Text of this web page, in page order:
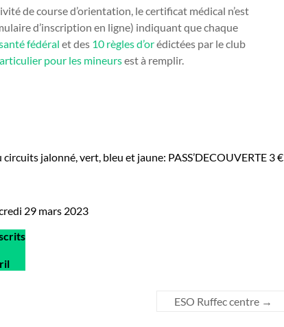
de course d’orientation, le certificat médical n’est
d’inscription en ligne) indiquant que chaque
fédéralet des 10 règles d’orédictées par le club
pour les mineursest à remplir.
jalonné, vert, bleu et jaune: PASS’DECOUVERTE 3 €
29 mars 2023
ESO Ruffec centre →